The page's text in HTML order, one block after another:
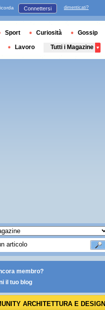
membro?
il tuo blog
ARCHITETTURA E DESIGN
Connettersi dimenticati?
Sport Curiosità Gossip
Lavoro Tutti i Magazine